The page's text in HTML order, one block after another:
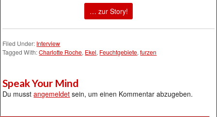
… zur Story!
Filed Under: Interview
Tagged With:Charlotte Roche, Ekel, Feuchtgebiete,furzen
Speak Your Mind
Du musstangemeldet sein, um einen Kommentar abzugeben.